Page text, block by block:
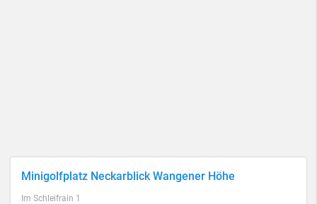
Minigolfplatz Neckarblick Wangener Höhe
Im Schleifrain 1